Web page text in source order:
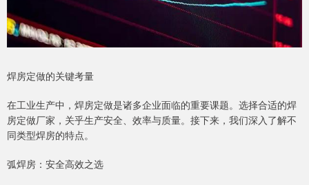
焊房定做的关键考量
在工业生产中，焊房定做是诸多企业面临的重要课题。选择合适的焊
房定做厂家，关乎生产安全、效率与质量。接下来，我们深入了解不
同类型焊房的特点。
弧焊房：安全高效之选